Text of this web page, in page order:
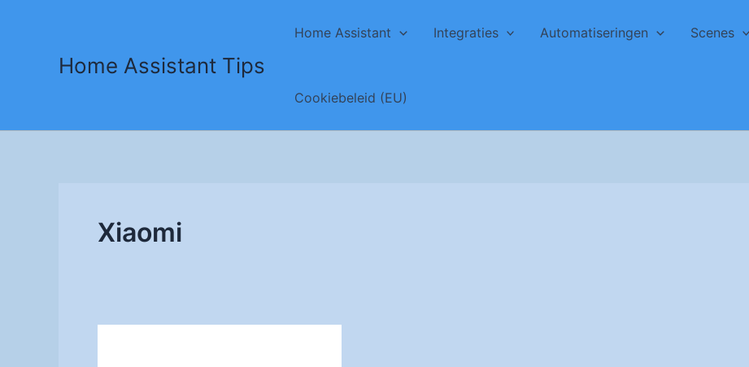
Home Assistant Tips
Home Assistant Integraties Automatiseringen Scenes
Cookiebeleid (EU)
Xiaomi